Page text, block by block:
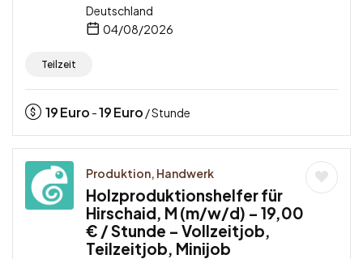
Deutschland
04/08/2026
Teilzeit
19Euro -19Euro / Stunde
Produktion, Handwerk
Holzproduktionshelfer für
Hirschaid, M (m/w/d) – 19,00
€ / Stunde – Vollzeitjob,
Teilzeitjob, Minijob